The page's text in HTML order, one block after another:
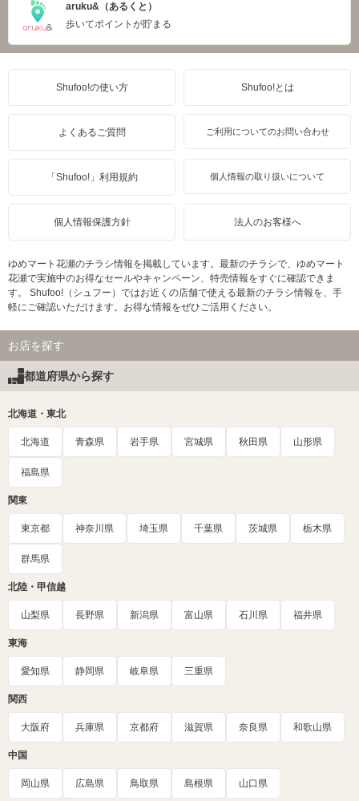
aruku&（あるくと）
歩いてポイントが貯まる
Shufoo!の使い方 Shufoo!とは
よくあるご質問 ご利用についてのお問い合わせ
「Shufoo!」利用規約 個人情報の取り扱いについて
個人情報保護方針 法人のお客様へ
ゆめマート花瀬のチラシ情報を掲載しています。最新のチラシで、ゆめマート
花瀬で実施中のお得なセールやキャンペーン、特売情報をすぐに確認できま
す。 Shufoo!（シュフー）ではお近くの店舗で使える最新のチラシ情報を、手
軽にご確認いただけます。お得な情報をぜひご活用ください。
お店を探す
都道府県から探す
北海道・東北
北海道 青森県 岩手県 宮城県 秋田県 山形県
福島県
関東
東京都 神奈川県 埼玉県 千葉県 茨城県 栃木県
群馬県
北陸・甲信越
山梨県 長野県 新潟県 富山県 石川県 福井県
東海
愛知県 静岡県 岐阜県 三重県
関西
大阪府 兵庫県 京都府 滋賀県 奈良県 和歌山県
中国
岡山県 広島県 鳥取県 島根県 山口県